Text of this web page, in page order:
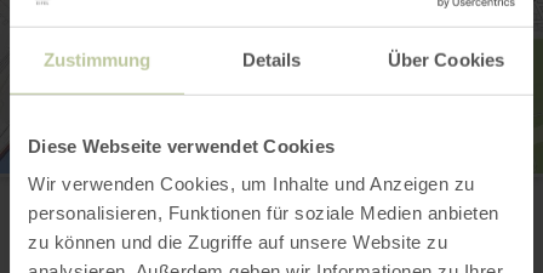
Zustimmung Details Über Cookies
Diese Webseite verwendet Cookies
Wir verwenden Cookies, um Inhalte und Anzeigen zu
personalisieren, Funktionen für soziale Medien anbieten
zu können und die Zugriffe auf unsere Website zu
De Fescher
7 Esplanade de la Moselle
6637 Wasserbillig
(00352)74001650